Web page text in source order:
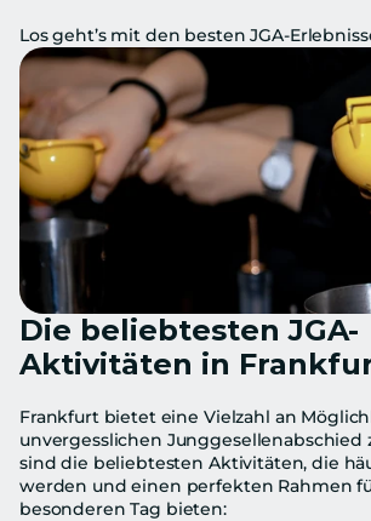
Los geht’s mit den besten JGA-
Die beliebtesten JGA-
Aktivitäten in
Frankfurt bietet eine Vielzahl an
unvergesslichen Junggesellenabschied
sind die beliebtesten Aktivitäten, die
werden und einen perfekten Rahmen
besonderen Tag bieten: